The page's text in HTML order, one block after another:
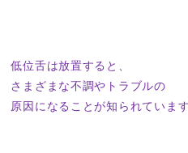
低位舌は放置すると、
さまざまな不調やトラブルの
原因になることが知られています